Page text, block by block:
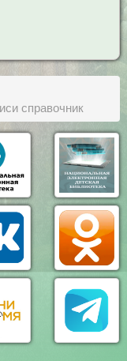
справочник